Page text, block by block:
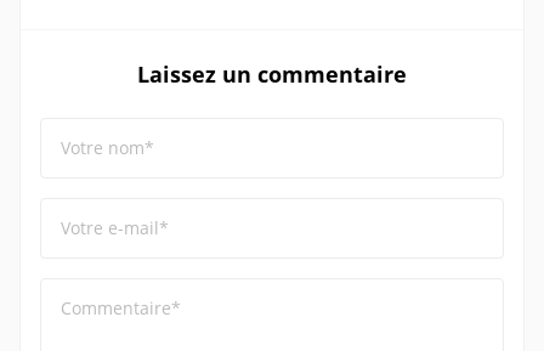
Laissez un commentaire
Votre nom*
Votre e-mail*
Commentaire*